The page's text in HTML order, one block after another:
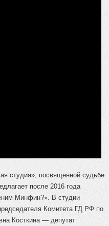
студия», посвященной судьбе
после 2016 года
Минфин?». В студии
Комитета ГД РФ по
Косткина — депутат